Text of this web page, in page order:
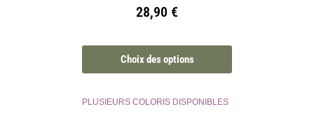
28,90 €
Choix des options
PLUSIEURS COLORIS DISPONIBLES